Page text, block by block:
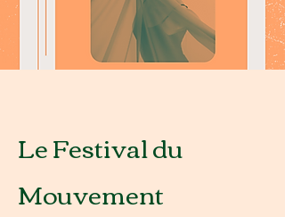
Le Festival du
Mouvement